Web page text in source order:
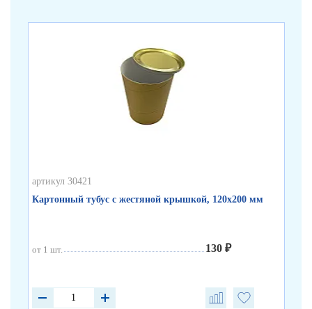
артикул 30421
Картонный тубус с жестяной крышкой, 120х200 мм
от 1 шт. 130 ₽